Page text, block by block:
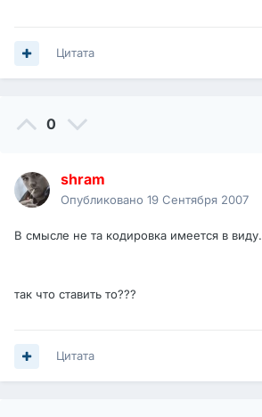
Цитата
0
shram
Опубликовано 19 Сентября 2007
В смысле не та кодировка имеется в виду.
так что ставить то???
Цитата